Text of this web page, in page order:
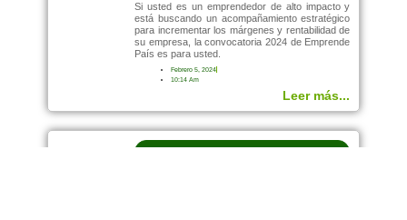
Si usted es un emprendedor de alto impacto y
está buscando un acompañamiento estratégico
para incrementar los márgenes y rentabilidad de
su empresa, la convocatoria 2024 de Emprende
País es para usted.
Febrero 5, 2024
10:14 Am
Leer más...
NOTICIAS